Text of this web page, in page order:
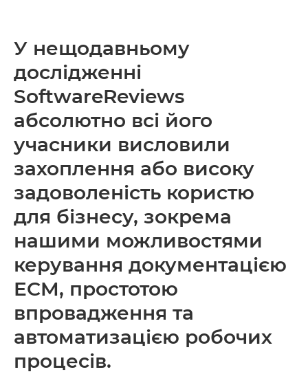
У нещодавньому
дослідженні
SoftwareReviews
абсолютно всі його
учасники висловили
захоплення або високу
задоволеність користю
для бізнесу, зокрема
нашими можливостями
керування документацією
ECM, простотою
впровадження та
автоматизацією робочих
процесів.